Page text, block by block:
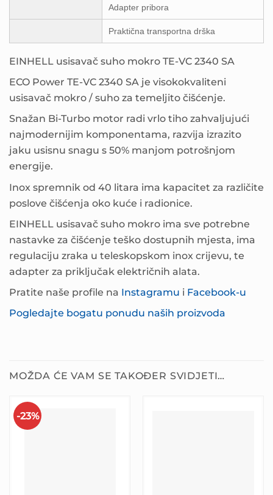
Adapter pribora
Praktična transportna drška
EINHELL usisavač suho mokro TE-VC 2340 SA
ECO Power TE-VC 2340 SA je visokokvaliteni
usisavač mokro / suho za temeljito čišćenje.
Snažan Bi-Turbo motor radi vrlo tiho zahvaljujući
najmodernijim komponentama, razvija izrazito
jaku usisnu snagu s 50% manjom potrošnjom
energije.
Inox spremnik od 40 litara ima kapacitet za različite
poslove čišćenja oko kuće i radionice.
EINHELL usisavač suho mokro ima sve potrebne
nastavke za čišćenje teško dostupnih mjesta, ima
regulaciju zraka u teleskopskom inox crijevu, te
adapter za priključak električnih alata.
Pratite naše profile na Instagramu i Facebook-u
Pogledajte bogatu ponudu naših proizvoda
MOŽDA ĆE VAM SE TAKOĐER SVIDJETI…
-23%